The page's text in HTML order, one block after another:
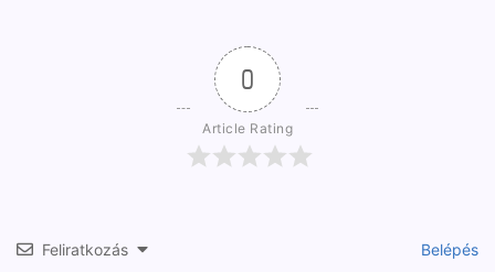
0
Article Rating
Feliratkozás Belépés